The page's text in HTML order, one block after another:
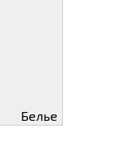
Белье